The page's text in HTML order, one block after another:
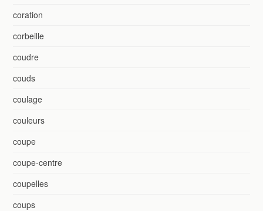
coration
corbeille
coudre
couds
coulage
couleurs
coupe
coupe-centre
coupelles
coups